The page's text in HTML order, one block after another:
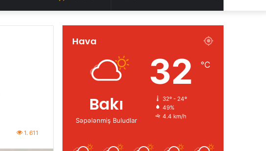
1. 611
Hava
Bakı
Səpələnmiş Buludlar
32 ℃
32º - 24º
49%
4.4 km/h